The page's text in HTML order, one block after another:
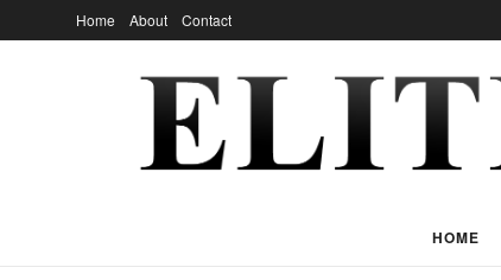
Home About Contact
HOME